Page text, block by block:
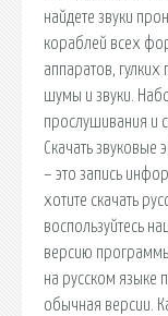
найдете звуки
кораблей всех
аппаратов,
шумы и звуки.
прослушивания и
Скачать звуковые
– это запись
хотите скачать
воспользуйтесь
версию
на русском языке
обычная версии.